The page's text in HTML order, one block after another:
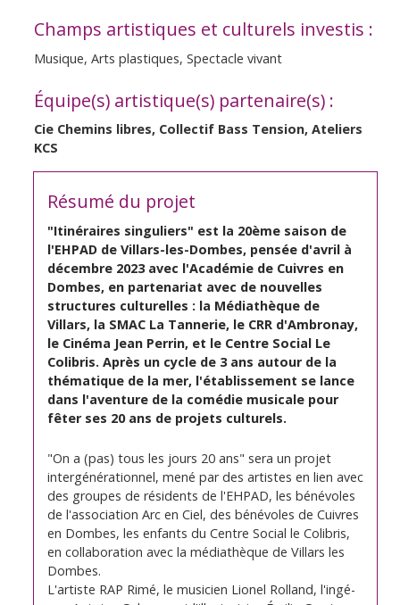
Champs artistiques et culturels investis :
Musique, Arts plastiques, Spectacle vivant
Équipe(s) artistique(s) partenaire(s) :
Cie Chemins libres, Collectif Bass Tension, Ateliers
KCS
Résumé du projet
"Itinéraires singuliers" est la 20ème saison de
l'EHPAD de Villars-les-Dombes, pensée d'avril à
décembre 2023 avec l'Académie de Cuivres en
Dombes, en partenariat avec de nouvelles
structures culturelles : la Médiathèque de
Villars, la SMAC La Tannerie, le CRR d'Ambronay,
le Cinéma Jean Perrin, et le Centre Social Le
Colibris. Après un cycle de 3 ans autour de la
thématique de la mer, l'établissement se lance
dans l'aventure de la comédie musicale pour
fêter ses 20 ans de projets culturels.
"On a (pas) tous les jours 20 ans" sera un projet
intergénérationnel, mené par des artistes en lien avec
des groupes de résidents de l'EHPAD, les bénévoles
de l'association Arc en Ciel, des bénévoles de Cuivres
en Dombes, les enfants du Centre Social le Colibris,
en collaboration avec la médiathèque de Villars les
Dombes.
L'artiste RAP Rimé, le musicien Lionel Rolland, l'ingé-